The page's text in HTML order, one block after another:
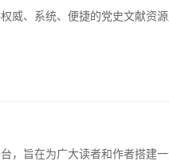
威、系统、便捷的党史文献资
，旨在为广大读者和作者搭建